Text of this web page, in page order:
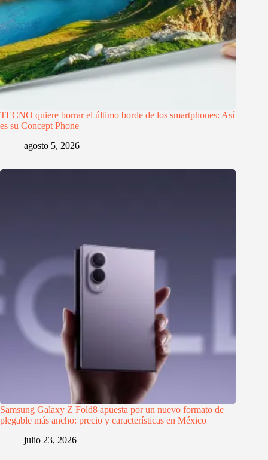
TECNO quiere borrar el último borde de los smartphones: Así
es su Concept Phone
agosto 5, 2026
Samsung Galaxy Z Fold8 apuesta por un nuevo formato de
plegable más ancho: precio y características en México
julio 23, 2026